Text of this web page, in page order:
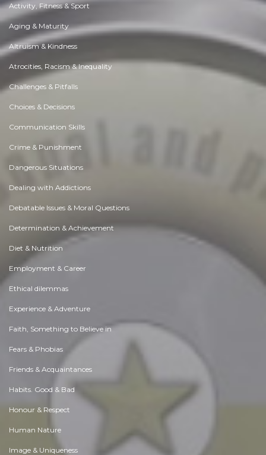
Activity, Fitness & Sport
Aging & Maturity
Altruism & Kindness
Atrocities, Racism & Inequality
Challenges & Pitfalls
Choices & Decisions
Communication Skills
Crime & Punishment
Dangerous Situations
Dealing with Addictions
Debatable Issues & Moral Questions
Determination & Achievement
Diet & Nutrition
Employment & Career
Ethical dilemmas
Experience & Adventure
Faith, Something to Believe in
Fears & Phobias
Friends & Acquaintances
Habits. Good & Bad
Honour & Respect
Human Nature
Image & Uniqueness